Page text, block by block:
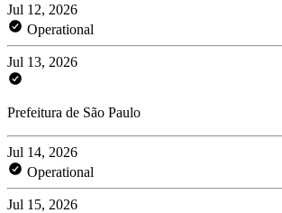
Jul 12, 2026
Operational
Jul 13, 2026
Prefeitura de São Paulo
Jul 14, 2026
Operational
Jul 15, 2026